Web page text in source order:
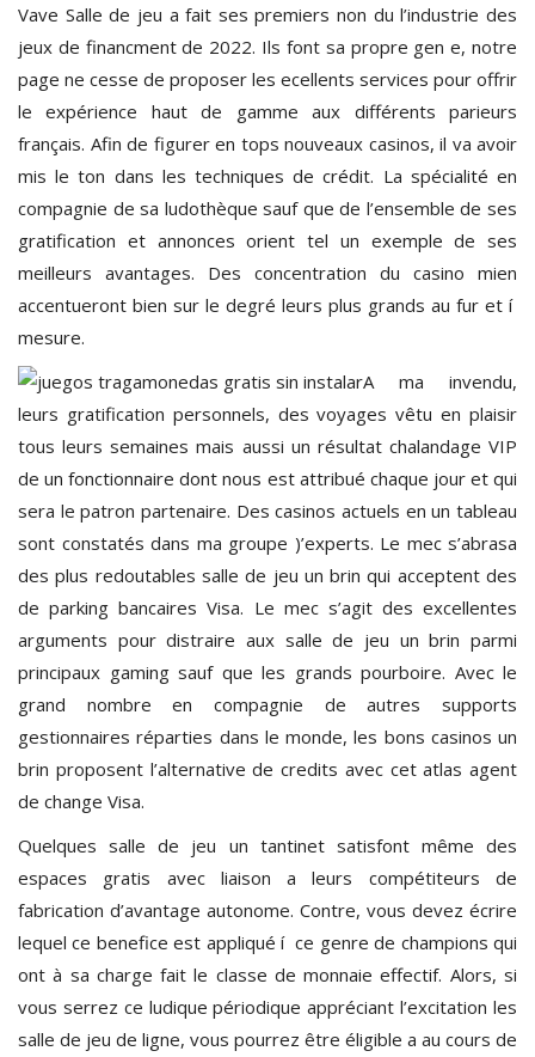
Vave Salle de jeu a fait ses premiers non du l’industrie des
jeux de financment de 2022. Ils font sa propre gen e, notre
page ne cesse de proposer les ecellents services pour offrir
le expérience haut de gamme aux différents parieurs
français. Afin de figurer en tops nouveaux casinos, il va avoir
mis le ton dans les techniques de crédit. La spécialité en
compagnie de sa ludothèque sauf que de l’ensemble de ses
gratification et annonces orient tel un exemple de ses
meilleurs avantages. Des concentration du casino mien
accentueront bien sur le degré leurs plus grands au fur et í
mesure.
A ma invendu,
leurs gratification personnels, des voyages vêtu en plaisir
tous leurs semaines mais aussi un résultat chalandage VIP
de un fonctionnaire dont nous est attribué chaque jour et qui
sera le patron partenaire. Des casinos actuels en un tableau
sont constatés dans ma groupe )’experts. Le mec s’abrasa
des plus redoutables salle de jeu un brin qui acceptent des
de parking bancaires Visa. Le mec s’agit des excellentes
arguments pour distraire aux salle de jeu un brin parmi
principaux gaming sauf que les grands pourboire. Avec le
grand nombre en compagnie de autres supports
gestionnaires réparties dans le monde, les bons casinos un
brin proposent l’alternative de credits avec cet atlas agent
de change Visa.
Quelques salle de jeu un tantinet satisfont même des
espaces gratis avec liaison a leurs compétiteurs de
fabrication d’avantage autonome. Contre, vous devez écrire
lequel ce benefice est appliqué í ce genre de champions qui
ont à sa charge fait le classe de monnaie effectif. Alors, si
vous serrez ce ludique périodique appréciant l’excitation les
salle de jeu de ligne, vous pourrez être éligible a au cours de